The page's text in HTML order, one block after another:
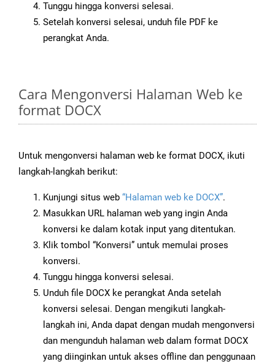
Tunggu hingga konversi selesai.
Setelah konversi selesai, unduh file PDF ke
perangkat Anda.
Cara Mengonversi Halaman Web ke
format DOCX
Untuk mengonversi halaman web ke format DOCX, ikuti
langkah-langkah berikut:
Kunjungi situs web “Halaman web ke DOCX”.
Masukkan URL halaman web yang ingin Anda
konversi ke dalam kotak input yang ditentukan.
Klik tombol “Konversi” untuk memulai proses
konversi.
Tunggu hingga konversi selesai.
Unduh file DOCX ke perangkat Anda setelah
konversi selesai. Dengan mengikuti langkah-
langkah ini, Anda dapat dengan mudah mengonversi
dan mengunduh halaman web dalam format DOCX
yang diinginkan untuk akses offline dan penggunaan